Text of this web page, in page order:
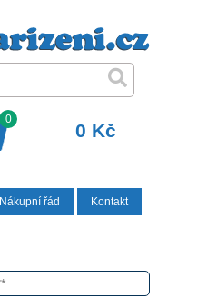
0
0 Kč
Nákupní řád Kontakt